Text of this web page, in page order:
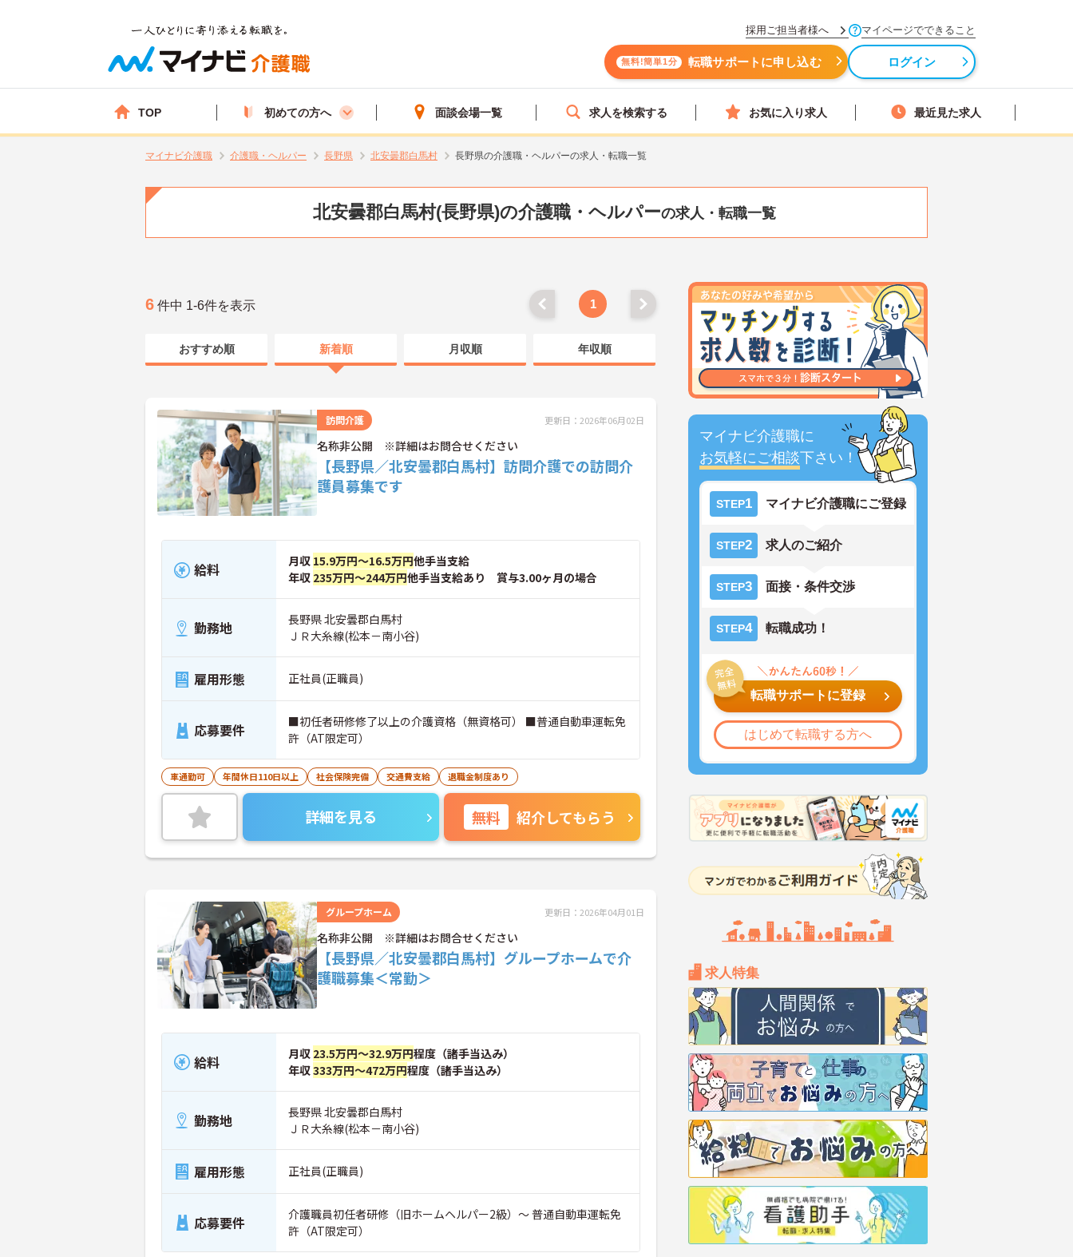
採用ご担当者様へ マイページでできること
無料!簡単1分 転職サポートに申し込む ログイン
TOP 初めての方へ 面談会場一覧 求人を検索する お気に入り求人 最近見た求人
マイナビ介護職 介護職・ヘルパー 長野県 北安曇郡白馬村 長野県の介護職・ヘルパーの求人・転職一覧
北安曇郡白馬村(長野県)の介護職・ヘルパーの求人・転職一覧
マイナビ介護職に
お気軽にご相談下さい！
STEP1 マイナビ介護職にご登録
STEP2 求人のご紹介
STEP3 面接・条件交渉
STEP4 転職成功！
転職サポートに登録
はじめて転職する方へ
求人特集
6 件中 1-6件を表示 1
おすすめ順 新着順 月収順 年収順
訪問介護 更新日：2026年06月02日
名称非公開 ※詳細はお問合せください
【長野県／北安曇郡白馬村】訪問介護での訪問介
護員募集です
給料 月収 15.9万円～16.5万円他手当支給
年収 235万円～244万円他手当支給あり 賞与3.00ヶ月の場合
勤務地
長野県 北安曇郡白馬村
ＪＲ大糸線(松本－南小谷)
雇用形態 正社員(正職員)
応募要件
■初任者研修修了以上の介護資格（無資格可） ■普通自動車運転免
許（AT限定可）
車通勤可 年間休日110日以上 社会保険完備 交通費支給 退職金制度あり
詳細を見る 無料 紹介してもらう
グループホーム 更新日：2026年04月01日
名称非公開 ※詳細はお問合せください
【長野県／北安曇郡白馬村】グループホームで介
護職募集＜常勤＞
給料 月収 23.5万円～32.9万円程度（諸手当込み）
年収333万円～472万円程度（諸手当込み）
勤務地
長野県 北安曇郡白馬村
ＪＲ大糸線(松本－南小谷)
雇用形態 正社員(正職員)
応募要件
介護職員初任者研修（旧ホームヘルパー2級）～ 普通自動車運転免
許（AT限定可）